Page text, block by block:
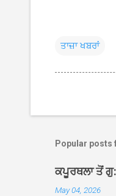
ਤਾਜ਼ਾ ਖਬਰਾਂ
Popular posts
ਕਪੂਰਥਲਾ ਤੋਂ ਗੁ:
May 04, 2026